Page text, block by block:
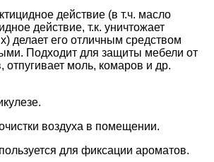
действие (в т.ч. масло
действие, т.к. уничтожает
делает его отличным средством
Подходит для защиты мебели от
отпугивает моль, комаров и др.
воздуха в помещении.
для фиксации ароматов.